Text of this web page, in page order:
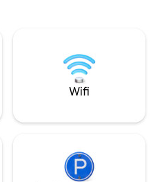
gasten
tot de
prachtige Sosua Beach,
restaurants/bars, beste locatie!- dicht
bij iedereen! 5
luchthaven en 15
Wifi